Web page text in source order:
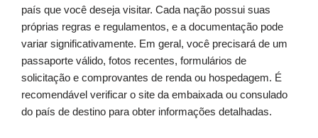
país que você deseja visitar. Cada nação possui suas
próprias regras e regulamentos, e a documentação pode
variar significativamente. Em geral, você precisará de um
passaporte válido, fotos recentes, formulários de
solicitação e comprovantes de renda ou hospedagem. É
recomendável verificar o site da embaixada ou consulado
do país de destino para obter informações detalhadas.